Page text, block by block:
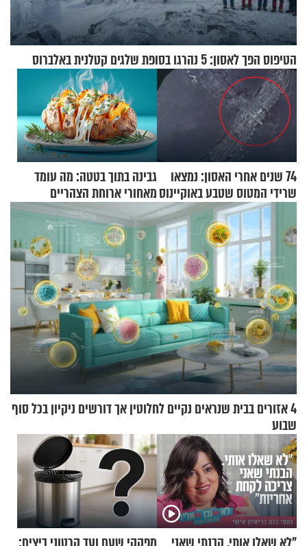
הטיפוס הפך לאסון: 5 נהרגו בסופת שלגים קטלנית באלברוס
74 שנים אחרי האסון: נמצאו
שרידי המטוס שטבע באוקיינוס
עם עשרות נוסעים
גבינה בתוך בטטה: מה עומד
מאחורי ארוחת הצהריים
שכבשה את הרשת?
4 אזורים בבית שנראים נקיים לחלוטין אך דורשים ניקיון בכל סוף
שבוע